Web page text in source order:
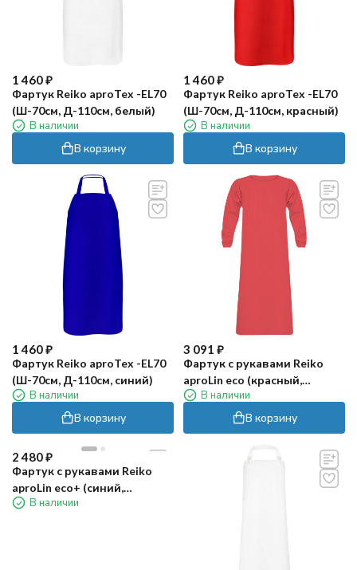
1 460₽
Фартук Reiko aproTex -EL70
(Ш-70см, Д-110см, белый)
В наличии
В корзину
1 460₽
Фартук Reiko aproTex -EL70
(Ш-70см, Д-110см, красный)
В наличии
В корзину
1 460₽
Фартук Reiko aproTex -EL70
(Ш-70см, Д-110см, синий)
В наличии
В корзину
3 091 ₽
Фартук с рукавами Reiko
aproLin eco (красный,
Дл-155см, 150мкр.)
В наличии
В корзину
2 480₽
Фартук с рукавами Reiko
aproLin eco+ (синий,
Дл-135см)
В наличии